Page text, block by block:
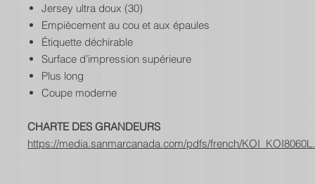
Jersey ultra doux (30)
Empiècement au cou et aux épaules
Étiquette déchirable
Surface d’impression supérieure
Plus long
Coupe moderne
CHARTE DES GRANDEURS
https://media.sanmarcanada.com/pdfs/french/